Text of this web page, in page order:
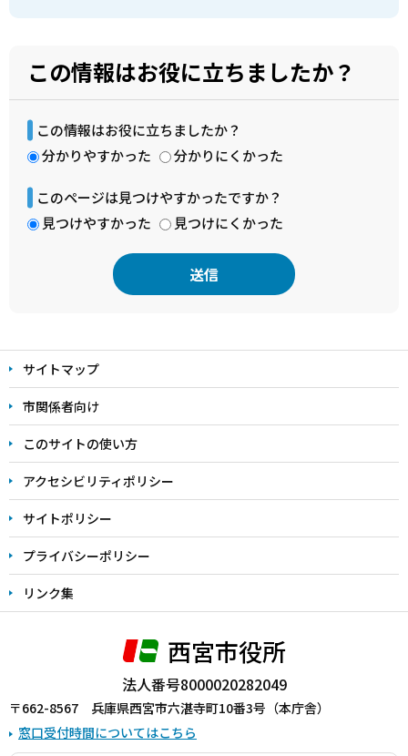
この情報はお役に立ちましたか？
この情報はお役に立ちましたか？
分かりやすかった
分かりにくかった
このページは見つけやすかったですか？
見つけやすかった
見つけにくかった
文
こ
こ
ま
で
サイトマップ
市関係者向け
このサイトの使い方
アクセシビリティポリシー
サイトポリシー
プライバシーポリシー
リンク集
西宮市役所
法人番号8000020282049
〒662-8567 兵庫県西宮市六湛寺町10番3号（本庁舎）
窓口受付時間についてはこちら